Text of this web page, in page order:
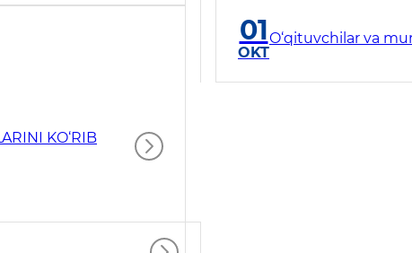
KO‘RIB
01
OKT
O‘qituvchilar va